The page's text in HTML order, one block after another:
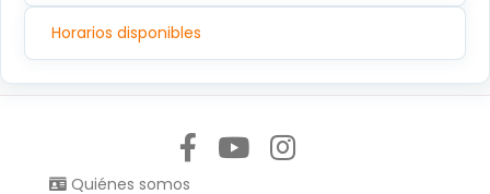
Horarios disponibles
Quiénes somos